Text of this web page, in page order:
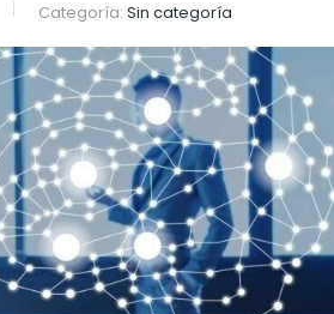
Categoría: Sin categoría